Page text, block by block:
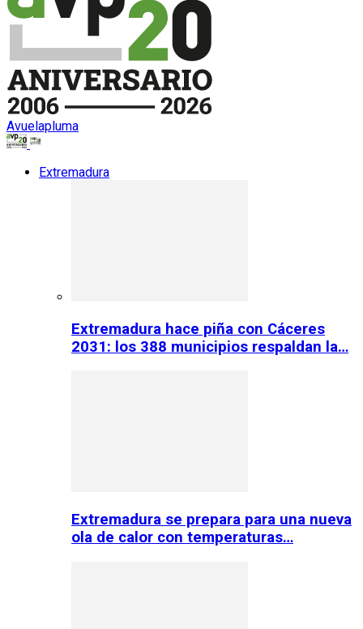
Avuelapluma
Extremadura
Extremadura hace piña con Cáceres
2031: los 388 municipios respaldan la…
Extremadura se prepara para una nueva
ola de calor con temperaturas…